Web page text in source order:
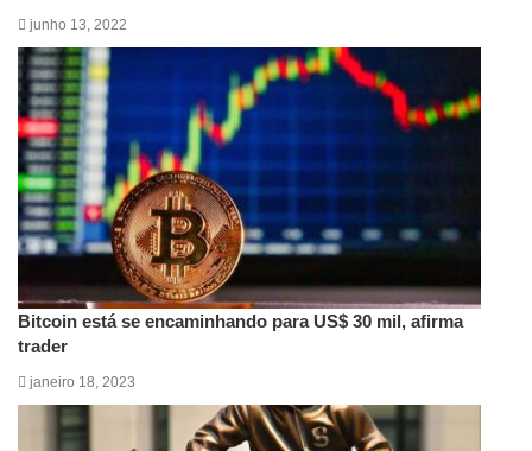
junho 13, 2022
Bitcoin está se encaminhando para US$ 30 mil, afirma
trader
janeiro 18, 2023